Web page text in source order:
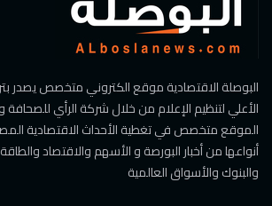
البوصلة الاقتصادية موقع الكتروني متخصص
الأعلي لتنظيم الإعلام من خلال شركة الرأي للصحافة
الموقع متخصص في تغطية الأحداث الاقتصادية
أنواعها من أخبار البورصة و الأسهم والاقتصاد
والبنوك والأسواق العالمية